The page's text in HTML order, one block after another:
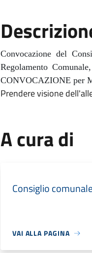
Convocazione del
Regolamento
CONVOCAZIONE per
Prendere visione
A cura di
Consiglio
VAI ALLA PAGINA